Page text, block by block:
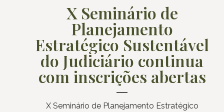
X Seminário de
Planejamento
Estratégico Sustentável
do Judiciário continua
com inscrições abertas
X Seminário de Planejamento Estratégico